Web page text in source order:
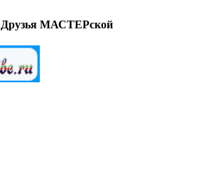
Друзья МАСТЕРской